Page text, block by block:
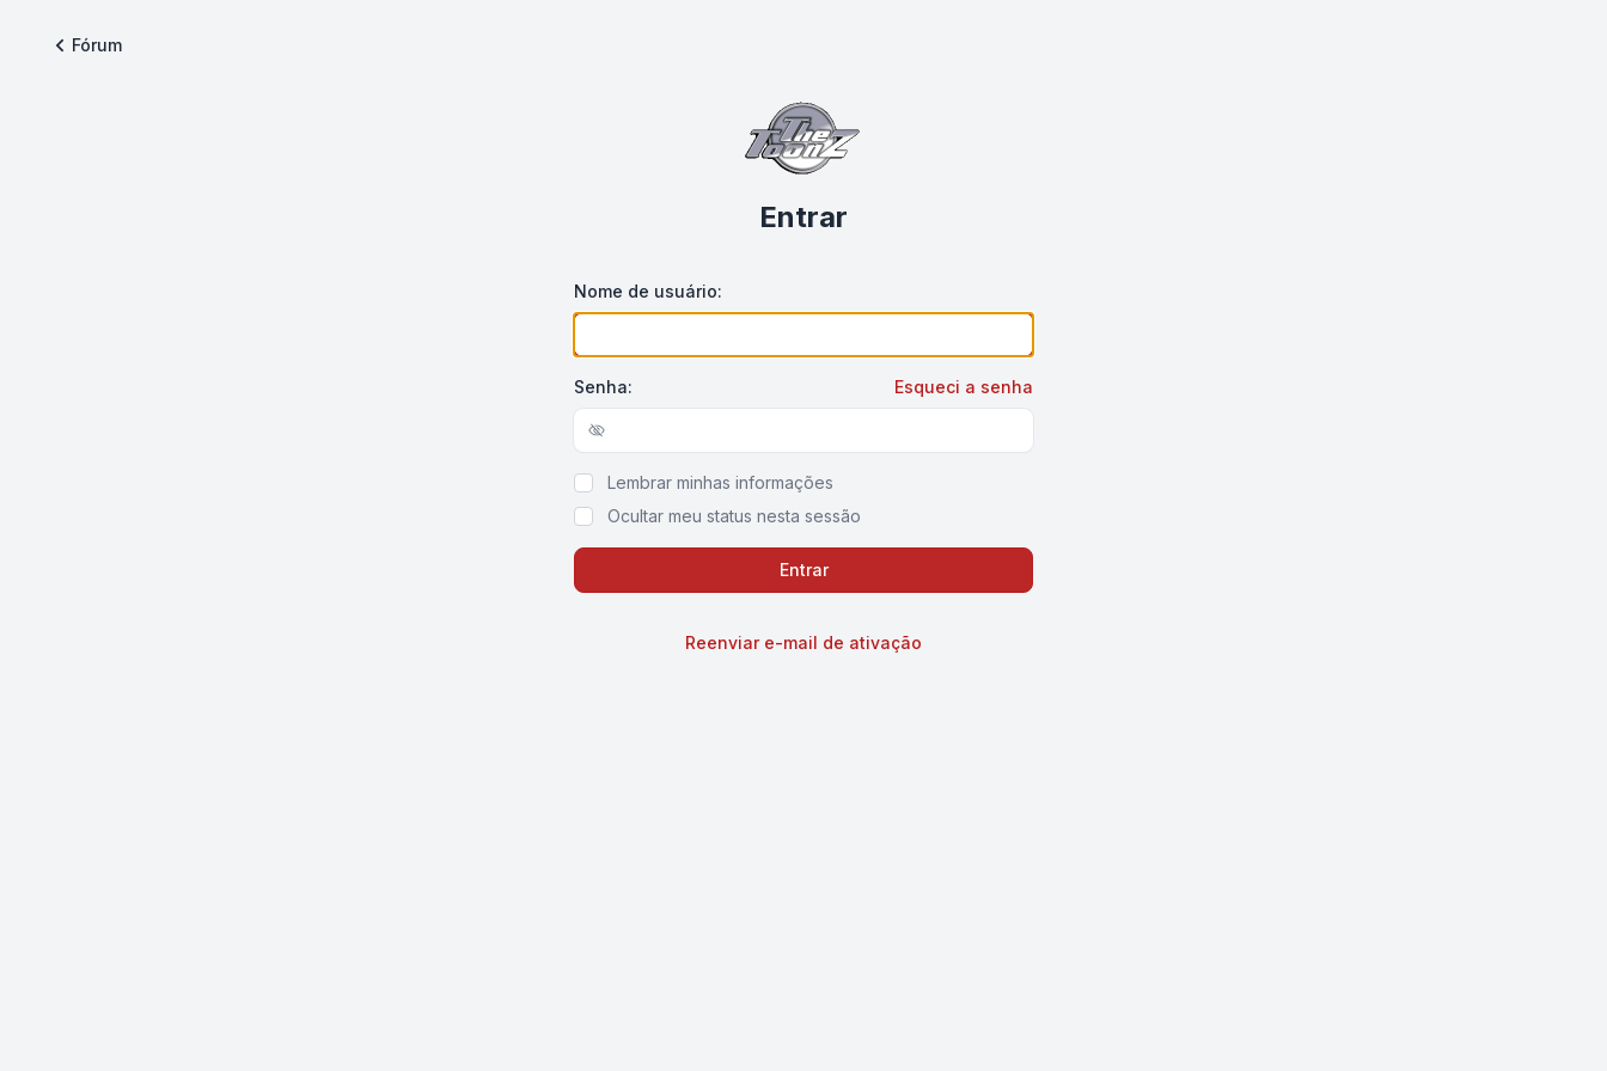
Fórum
Entrar
Nome de usuário:
Senha: Esqueci a senha
Show/hide password
Lembrar minhas informações
Ocultar meu status nesta sessão
Reenviar e-mail de ativação